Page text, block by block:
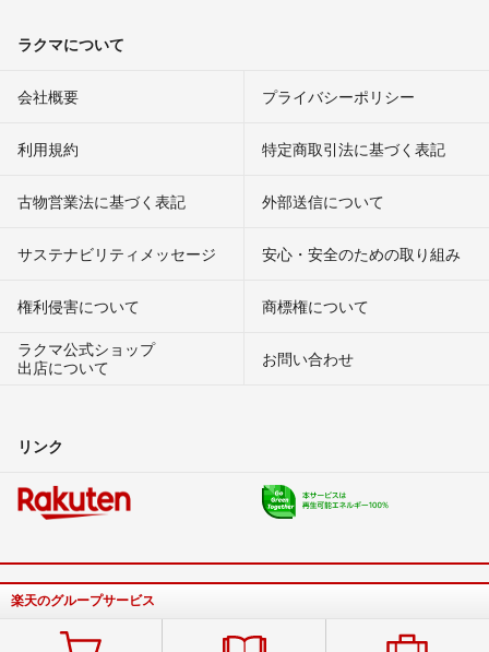
ラクマについて
会社概要 プライバシーポリシー
利用規約 特定商取引法に基づく表記
古物営業法に基づく表記 外部送信について
サステナビリティメッセージ 安心・安全のための取り組み
権利侵害について
商標権について
ラクマ公式ショップ
出店について
お問い合わせ
リンク
楽天のグループサービス